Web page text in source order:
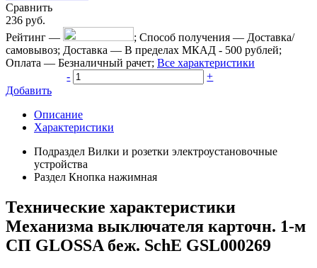
Сравнить
236 руб.
Рейтинг — ; Способ получения — Доставка/
самовывоз; Доставка — В пределах МКАД - 500 рублей;
Оплата — Безналичный рачет; Все характеристики
-
+
Добавить
Описание
Характеристики
Подраздел Вилки и розетки электроустановочные
устройства
Раздел Кнопка нажимная
Технические характеристики
Механизма выключателя карточн. 1-м
СП GLOSSA беж. SchE GSL000269